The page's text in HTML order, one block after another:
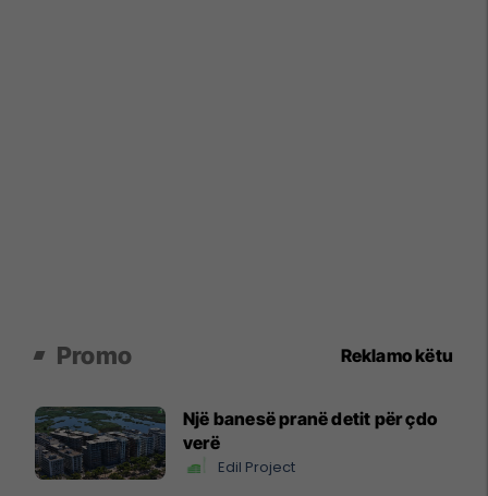
Promo Reklamo këtu
Një banesë pranë detit për çdo
verë
Edil Project